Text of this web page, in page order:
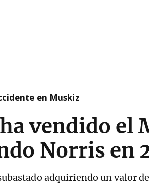
en Muskiz
vendido el
Norris en
adquiriendo un valor